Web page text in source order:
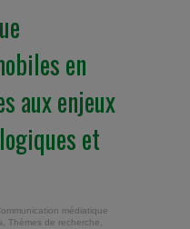
en
aux enjeux
et
médiatique
, Thèmes de recherche,